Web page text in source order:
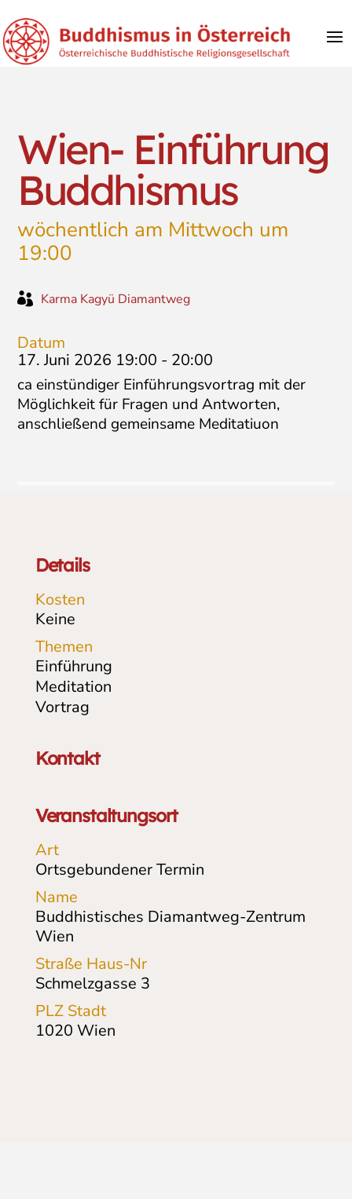
Wien- Einführung
Buddhismus
wöchentlich am Mittwoch um
19:00
 Karma Kagyü Diamantweg
Datum
17. Juni 2026 19:00 - 20:00
ca einstündiger Einführungsvortrag mit der
Möglichkeit für Fragen und Antworten,
anschließend gemeinsame Meditatiuon
Details
Kosten
Keine
Themen
Einführung
Meditation
Vortrag
Kontakt
Veranstaltungsort
Art
Ortsgebundener Termin
Name
Buddhistisches Diamantweg-Zentrum
Wien
Straße Haus-Nr
Schmelzgasse 3
PLZ Stadt
1020 Wien